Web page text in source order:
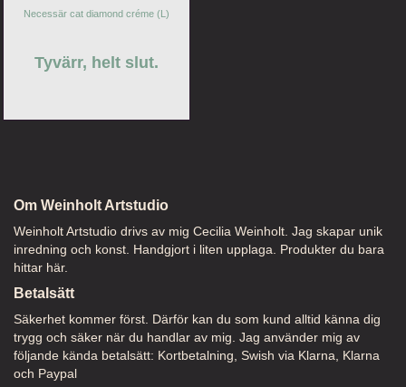
Necessär cat diamond créme (L)
Tyvärr, helt slut.
Om Weinholt Artstudio
Weinholt Artstudio drivs av mig Cecilia Weinholt. Jag skapar unik
inredning och konst. Handgjort i liten upplaga. Produkter du bara
hittar här.
Betalsätt
Säkerhet kommer först. Därför kan du som kund alltid känna dig
trygg och säker när du handlar av mig. Jag använder mig av
följande kända betalsätt: Kortbetalning, Swish via Klarna, Klarna
och Paypal